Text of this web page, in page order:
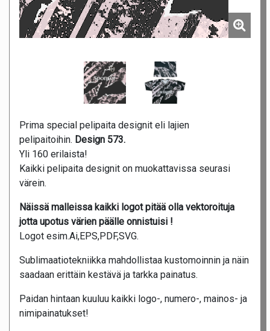
Prima special pelipaita designit eli lajien
pelipaitoihin. Design 573.
Yli 160 erilaista!
Kaikki pelipaita designit on muokattavissa seurasi
värein.
Näissä malleissa kaikki logot pitää olla vektoroituja
jotta upotus värien päälle onnistuisi !
Logot esim.Ai,EPS,PDF,SVG.
Sublimaatiotekniikka mahdollistaa kustomoinnin ja näin
saadaan erittäin kestävä ja tarkka painatus.
Paidan hintaan kuuluu kaikki logo-, numero-, mainos- ja
nimipainatukset!